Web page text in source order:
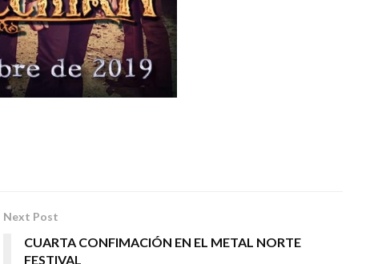
Next Post
CUARTA CONFIMACIÓN EN EL METAL NORTE
FESTIVAL